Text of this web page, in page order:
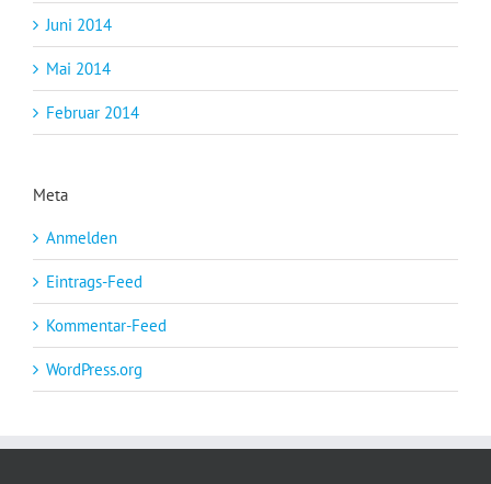
Juni 2014
Mai 2014
Februar 2014
Meta
Anmelden
Eintrags-Feed
Kommentar-Feed
WordPress.org